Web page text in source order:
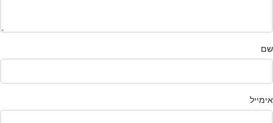
שם
אימייל